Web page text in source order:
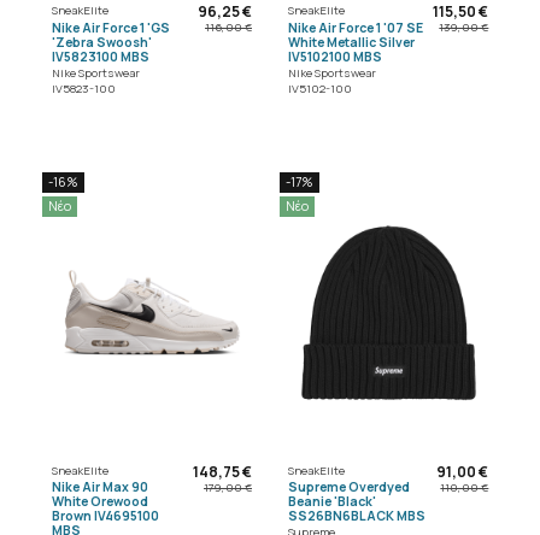
SneakElite
Nike Air Force 1 'GS
'Zebra Swoosh'
IV5823100 MBS
Nike Sportswear
IV5823-100
96,25 €
116,00 €
SneakElite
Nike Air Force 1 '07 SE
White Metallic Silver
IV5102100 MBS
Nike Sportswear
IV5102-100
115,50 €
139,00 €
-16%
Νέο
SneakElite
Nike Air Max 90
White Orewood
Brown IV4695100
MBS
148,75 €
179,00 €
-17%
Νέο
SneakElite
Supreme Overdyed
Beanie 'Black'
SS26BN6BLACK MBS
91,00 €
110,00 €